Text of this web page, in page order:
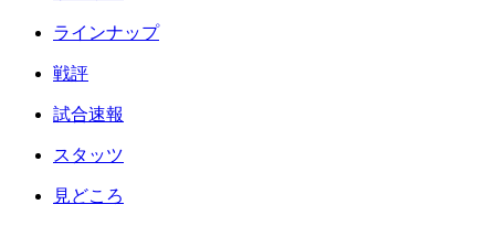
ラインナップ
戦評
試合速報
スタッツ
見どころ